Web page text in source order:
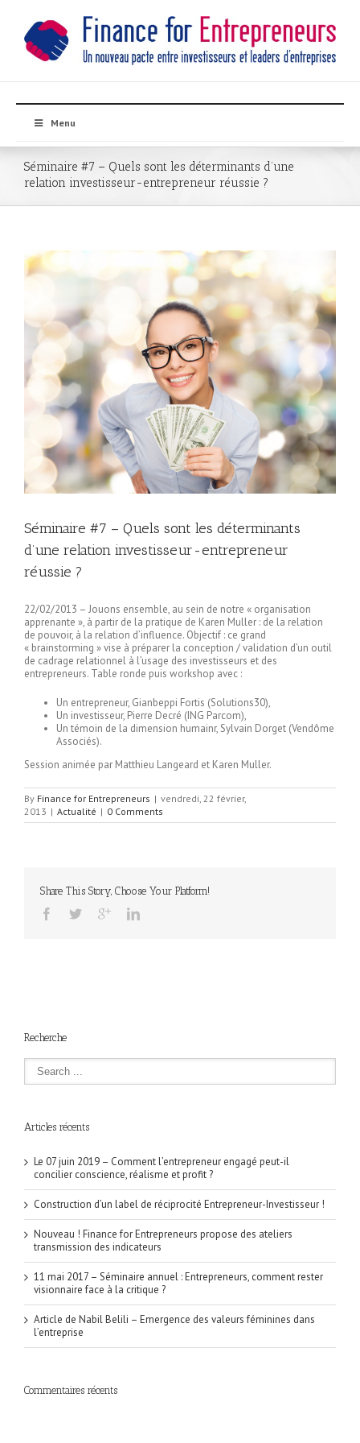
Menu
Séminaire #7 – Quels sont les déterminants d’une
relation investisseur-entrepreneur réussie ?
Séminaire #7 – Quels sont les déterminants
d’une relation investisseur-entrepreneur
réussie ?
22/02/2013 – Jouons ensemble, au sein de notre « organisation
apprenante », à partir de la pratique de Karen Muller : de la relation
de pouvoir, à la relation d’influence. Objectif : ce grand
« brainstorming » vise à préparer la conception / validation d’un outil
de cadrage relationnel à l’usage des investisseurs et des
entrepreneurs. Table ronde puis workshop avec :
Un entrepreneur, Gianbeppi Fortis (Solutions30),
Un investisseur, Pierre Decré (ING Parcom),
Un témoin de la dimension humainr, Sylvain Dorget (Vendôme
Associés).
Session animée par Matthieu Langeard et Karen Muller.
By Finance for Entrepreneurs | vendredi, 22 février,
2013 | Actualité | 0 Comments
Share This Story, Choose Your Platform!
Recherche
Articles récents
Le 07 juin 2019 – Comment l’entrepreneur engagé peut-il
concilier conscience, réalisme et profit ?
Construction d’un label de réciprocité Entrepreneur-Investisseur !
Nouveau ! Finance for Entrepreneurs propose des ateliers
transmission des indicateurs
11 mai 2017 – Séminaire annuel : Entrepreneurs, comment rester
visionnaire face à la critique ?
Article de Nabil Belili – Emergence des valeurs féminines dans
l’entreprise
Commentaires récents